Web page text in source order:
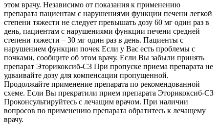
этом врачу. Независимо от показания к применению
препарата пациентам с нарушениями функции печени легкой
степени тяжести не следует превышать дозу 60 мг один раз в
день, пациентам с нарушениями функции печени средней
степени тяжести ‒ 30 мг один раз в день. Пациенты с
нарушением функции почек Если у Вас есть проблемы с
почками, сообщите об этом врачу. Если Вы забыли принять
препарат Эторикоксиб-СЗ При пропуске приема препарата не
удваивайте дозу для компенсации пропущенной.
Продолжайте применение препарата по рекомендованной
схеме. Если Вы прекратили прием препарата Эторикоксиб-СЗ
Проконсультируйтесь с лечащим врачом. При наличии
вопросов по применению препарата обратитесь к лечащему
врачу.